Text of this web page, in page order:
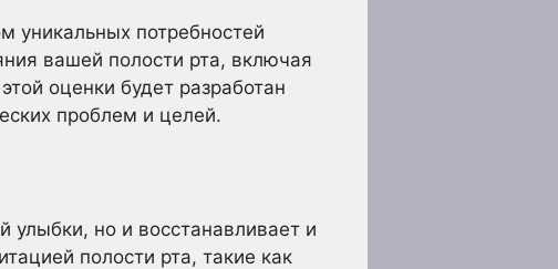
уникальных потребностей
вашей полости рта, включая
оценки будет разработан
проблем и целей.
улыбки, но и восстанавливает и
полости рта, такие как